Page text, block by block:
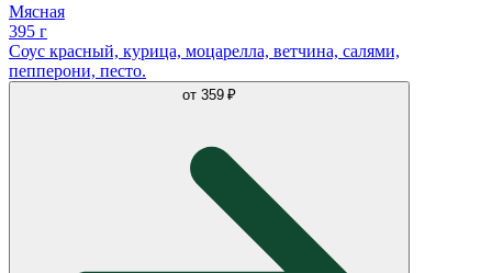
Мясная
395 г
Соус красный, курица, моцарелла, ветчина, салями,
пепперони, песто.
от 359 ₽